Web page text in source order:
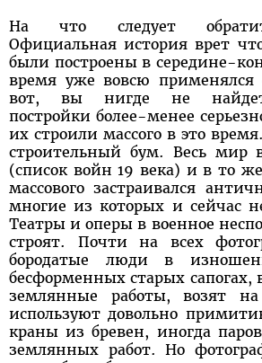
На что следует
Официальная история врет
были построены в середине-
время уже вовсю применялся
вот, вы нигде не
постройки более-менее
их строили массого в это
строительный бум. Весь мир
(список войн 19 века) и в то
массового застраивался
многие из которых и сейчас
Театры и оперы в военное
строят. Почти на всех
бородатые люди в
бесформенных старых сапогах,
землянные работы, возят
используют довольно
краны из бревен, иногда
землянных работ. Но